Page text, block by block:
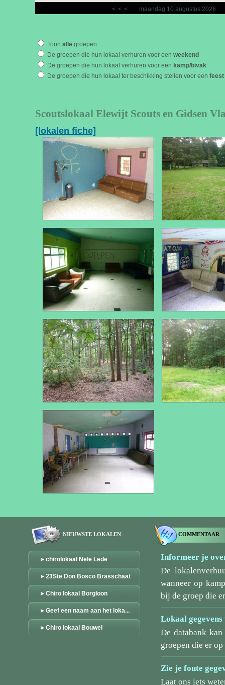
< < < maandag 10 augustus 2026
Toon alle groepen.
De groepen die hun lokaal verhuren voor een weekend
De groepen die hun lokaal verhuren voor een kamp/bivak
De groepen die hun lokaal ter beschikking stellen voor een feest
Scoutslokaal Elewijt Scouts en Gidsen
[lokalen fiche]
NIEUWSTE LOKALEN
chirolokaal Nele Lede
23Ste Don Bosco Brasschaat
Chiro lokaal Borgloon
Geef een naam aan het loka...
Chiro lokaal Bouwel
COMMENTAAR
Informeer je
De
wanneer op
bij de groep die
Lokaal
De databank
groepen die er
Zie je foute
Laat ons iets